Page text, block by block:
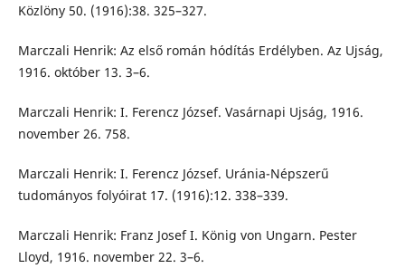
Közlöny 50. (1916):38. 325–327.
Marczali Henrik: Az első román hódítás Erdélyben. Az Ujság,
1916. október 13. 3–6.
Marczali Henrik: I. Ferencz József. Vasárnapi Ujság, 1916.
november 26. 758.
Marczali Henrik: I. Ferencz József. Uránia-Népszerű
tudományos folyóirat 17. (1916):12. 338–339.
Marczali Henrik: Franz Josef I. König von Ungarn. Pester
Lloyd, 1916. november 22. 3–6.